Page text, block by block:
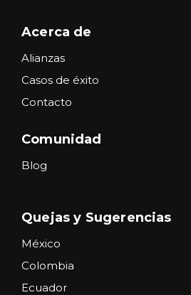
Acerca de
Alianzas
Casos de éxito
Contacto
Comunidad
Blog
Quejas y Sugerencias
México
Colombia
Ecuador